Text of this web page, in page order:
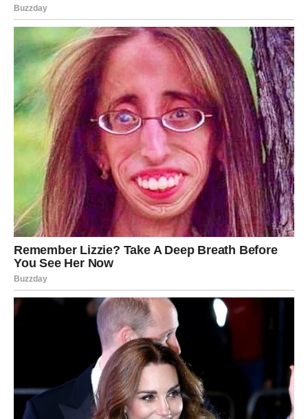
ŠKORPIJA
Pred vama je veoma snažna i strastvena ljubavna
energija.
Jedna osoba sada budi emocije koje više ne možete
ignorisati.
Bit ćete nevjerovatno zaljubljeni
Pred vama su veoma intenzivni trenuci.
STRIJELAC
Nova energija donosi vam spontane susrete i mnogo
pozitivnih emocija.
Jedna osoba vraća vam vjeru da ljubav može biti
jednostavna i iskrena.
Sreća vam dolazi neočekivano